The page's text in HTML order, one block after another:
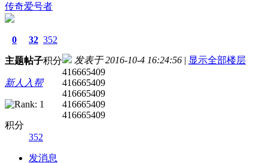
传奇爱号者
0
主题
32
帖子
352
积分
新人入帮
积分
352
发消息
发表于 2016-10-4 16:24:56 | 显示全部楼层
416665409
416665409
416665409
416665409
416665409